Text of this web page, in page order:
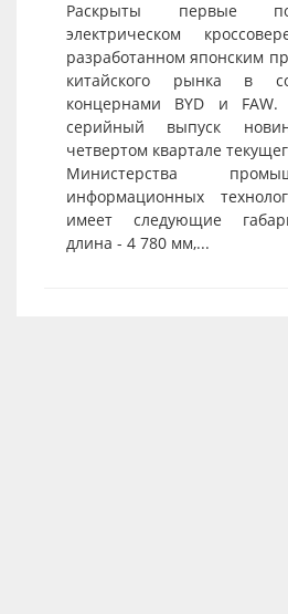
Раскрыты первые
электрическом
разработанном японским
китайского рынка в
концернами BYD и FAW.
серийный выпуск
четвертом квартале
Министерства
информационных
имеет следующие
длина - 4 780 мм,...